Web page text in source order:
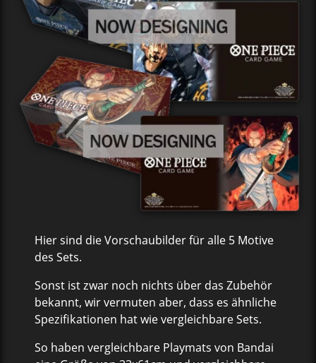
Hier sind die Vorschaubilder für alle 5 Motive
des Sets.
Sonst ist zwar noch nichts über das Zubehör
bekannt, wir vermuten aber, dass es ähnliche
Spezifikationen hat wie vergleichbare Sets.
So haben vergleichbare Playmats von Bandai